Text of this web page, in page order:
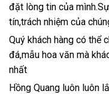
đặt lòng tin của
tín,trách nhiệm của
Quý khách hàng có thể
đá,mẫu hoa văn mà
nhất
Hồng Quang luôn luôn